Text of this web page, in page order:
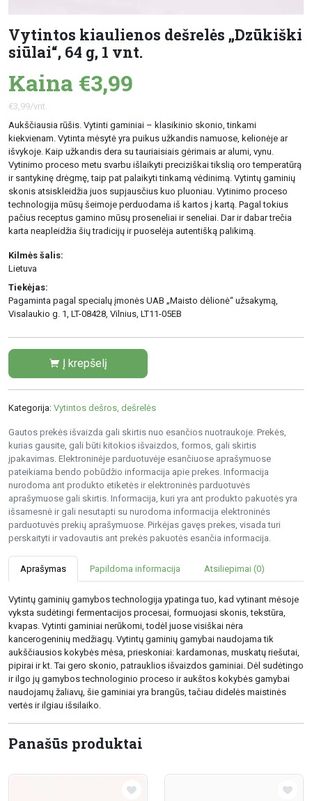
Vytintos kiaulienos dešrelės „Dzūkiški
siūlai“, 64 g, 1 vnt.
Kaina €3,99
€3,99/vnt.
Aukščiausia rūšis. Vytinti gaminiai – klasikinio skonio, tinkami
kiekvienam. Vytinta mėsytė yra puikus užkandis namuose, kelionėje ar
išvykoje. Kaip užkandis dera su tauriaisiais gėrimais ar alumi, vynu.
Vytinimo proceso metu svarbu išlaikyti preciziškai tikslią oro temperatūrą
ir santykinę drėgmę, taip pat palaikyti tinkamą vėdinimą. Vytintų gaminių
skonis atsiskleidžia juos supjausčius kuo pluoniau. Vytinimo proceso
technologija mūsų šeimoje perduodama iš kartos į kartą. Pagal tokius
pačius receptus gamino mūsų proseneliai ir seneliai. Dar ir dabar trečia
karta neapleidžia šių tradicijų ir puoselėja autentišką palikimą.
Kilmės šalis:
Lietuva
Tiekėjas:
Pagaminta pagal specialų įmonės UAB „Maisto dėlionė“ užsakymą,
Visalaukio g. 1, LT-08428, Vilnius, LT11-05EB
Į krepšelį
Kategorija: Vytintos dešros, dešrelės
Gautos prekės išvaizda gali skirtis nuo esančios nuotraukoje. Prekės,
kurias gausite, gali būti kitokios išvaizdos, formos, gali skirtis
įpakavimas. Elektroninėje parduotuvėje esančiuose aprašymuose
pateikiama bendo pobūdžio informacija apie prekes. Informacija
nurodoma ant produkto etiketės ir elektroninės parduotuvės
aprašymuose gali skirtis. Informacija, kuri yra ant produkto pakuotės yra
išsamesnė ir gali nesutapti su nurodoma informacija elektroninės
parduotuvės prekių aprašymuose. Pirkėjas gavęs prekes, visada turi
perskaityti ir vadovautis ant prekės pakuotės esančia informacija.
Aprašymas Papildoma informacija Atsiliepimai (0)
Vytintų gaminių gamybos technologija ypatinga tuo, kad vytinant mėsoje
vyksta sudėtingi fermentacijos procesai, formuojasi skonis, tekstūra,
kvapas. Vytinti gaminiai nerūkomi, todėl juose visiškai nėra
kancerogeninių medžiagų. Vytintų gaminių gamybai naudojama tik
aukščiausios kokybės mėsa, prieskoniai: kardamonas, muskatų riešutai,
pipirai ir kt. Tai gero skonio, patrauklios išvaizdos gaminiai. Dėl sudėtingo
ir ilgo jų gamybos technologinio proceso ir aukštos kokybės gamybai
naudojamų žaliavų, šie gaminiai yra brangūs, tačiau didelės maistinės
vertės ir ilgiau išsilaiko.
Panašūs produktai